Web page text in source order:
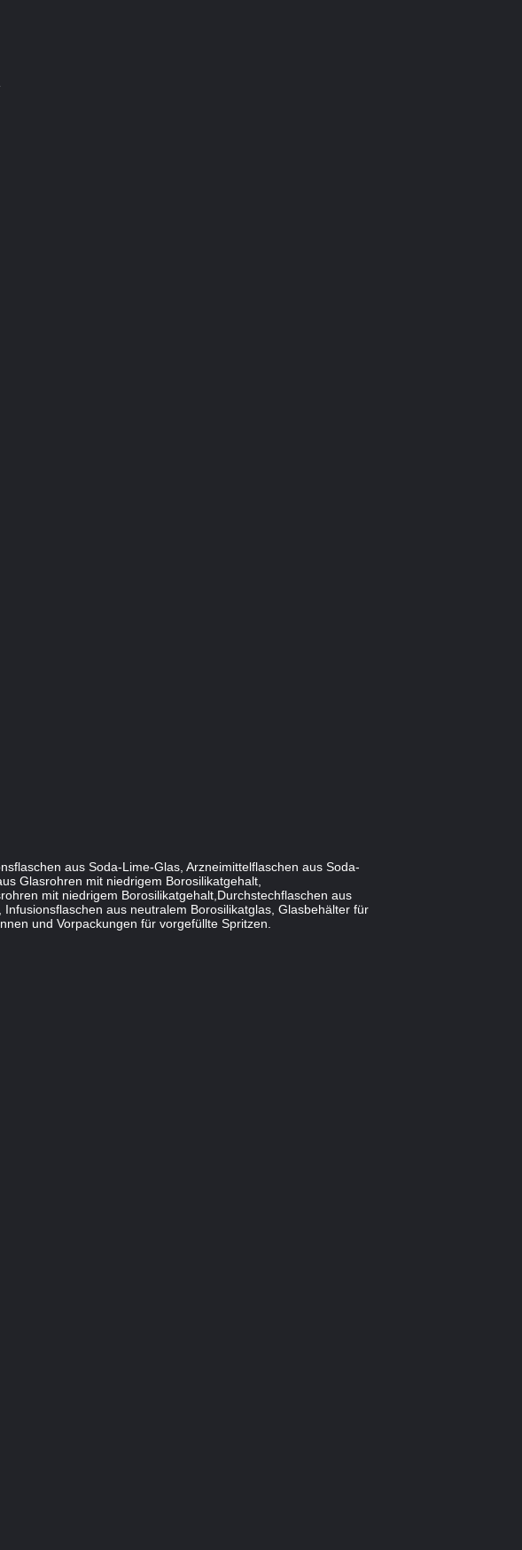
aus Soda-Lime-Glas, Arzneimittelflaschen aus Soda-
Glasrohren mit niedrigem Borosilikatgehalt,
mit niedrigem Borosilikatgehalt,Durchstechflaschen aus
aus neutralem Borosilikatglas, Glasbehälter für
und Vorpackungen für vorgefüllte Spritzen.